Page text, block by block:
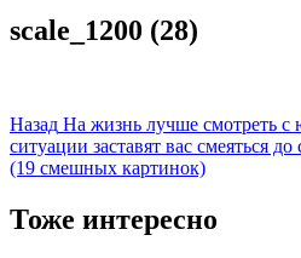
scale_1200 (28)
Навигация
записи
Назад На жизнь лучше смотреть
ситуации заставят вас смеяться
(19 смешных картинок)
Тоже интересно